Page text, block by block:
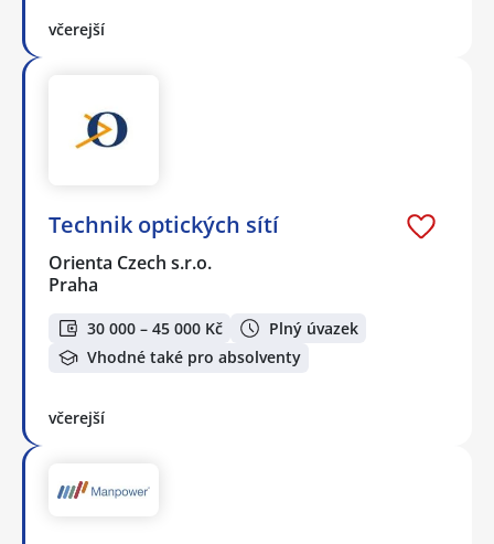
včerejší
Technik optických sítí
Orienta Czech s.r.o.
Praha
30 000 – 45 000 Kč
Plný úvazek
Vhodné také pro absolventy
včerejší